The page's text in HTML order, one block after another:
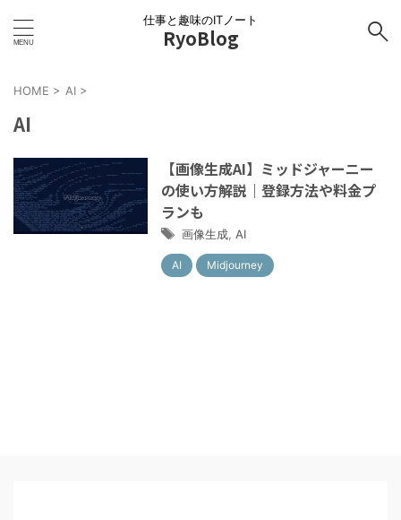
仕事と趣味のITノート
RyoBlog
HOME > AI >
AI
【画像生成AI】ミッドジャーニー
の使い方解説｜登録方法や料金プ
ランも
画像生成 AI
AI Midjourney